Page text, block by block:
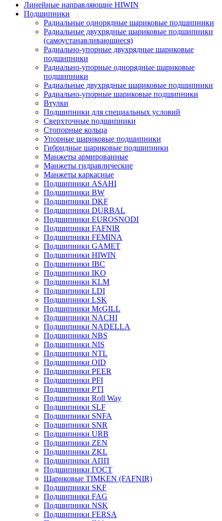
Линейные направляющие HIWIN
Подшипники
Радиальные однорядные шариковые подшипники
Радиальные двухрядные шариковые подшипники
(самоустанавливающиеся)
Радиально-упорные двухрядные шариковые
подшипники
Радиально-упорные однорядные шариковые
подшипники
Радиальные двухрядные шариковые подшипники
Радиально-упорные шариковые подшипники
Втулки
Подшипники для специальных условий
Сверхточные подшипники
Стопорные кольца
Упорные шариковые подшипники
Гибридные шариковые подшипники
Манжеты армированные
Манжеты гидравлические
Манжеты каркасные
Подшипники ASAHI
Подшипники BW
Подшипники DKF
Подшипники DURBAL
Подшипники EUROSNODI
Подшипники FAFNIR
Подшипники FEMINA
Подшипники GAMET
Подшипники HIWIN
Подшипники IBC
Подшипники IKO
Подшипники KLM
Подшипники LDI
Подшипники LSK
Подшипники McGILL
Подшипники NACHI
Подшипники NADELLA
Подшипники NBS
Подшипники NIS
Подшипники NTL
Подшипники OID
Подшипники PEER
Подшипники PFI
Подшипники PTI
Подшипники Roll Way
Подшипники SLF
Подшипники SNFA
Подшипники SNR
Подшипники URB
Подшипники ZEN
Подшипники ZKL
Подшипники АПП
Подшипники ГОСТ
Шариковые ТІMKEN (FAFNIR)
Подшипники SKF
Подшипники FAG
Подшипники NSK
Подшипники FERSA